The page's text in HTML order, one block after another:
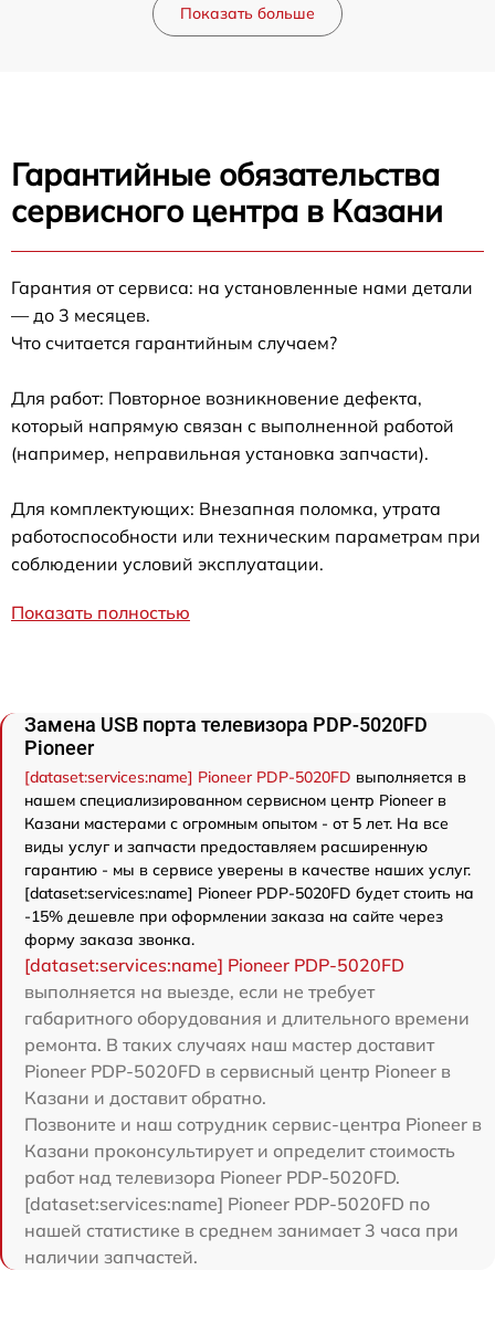
Показать больше
Гарантийные обязательства
сервисного центра в Казани
Гарантия от сервиса: на установленные нами детали
— до 3 месяцев.
Что считается гарантийным случаем?
Для работ: Повторное возникновение дефекта,
который напрямую связан с выполненной работой
(например, неправильная установка запчасти).
Для комплектующих: Внезапная поломка, утрата
работоспособности или техническим параметрам при
соблюдении условий эксплуатации.
Показать полностью
Замена USB порта телевизора PDP-5020FD
Pioneer
[dataset:services:name] Pioneer PDP-5020FD выполняется в
нашем специализированном сервисном центр Pioneer в
Казани мастерами с огромным опытом - от 5 лет. На все
виды услуг и запчасти предоставляем расширенную
гарантию - мы в сервисе уверены в качестве наших услуг.
[dataset:services:name] Pioneer PDP-5020FD будет стоить на
-15% дешевле при оформлении заказа на сайте через
форму заказа звонка.
[dataset:services:name] Pioneer PDP-5020FD
выполняется на выезде, если не требует
габаритного оборудования и длительного времени
ремонта. В таких случаях наш мастер доставит
Pioneer PDP-5020FD в сервисный центр Pioneer в
Казани и доставит обратно.
Позвоните и наш сотрудник сервис-центра Pioneer в
Казани проконсультирует и определит стоимость
работ над телевизора Pioneer PDP-5020FD.
[dataset:services:name] Pioneer PDP-5020FD по
нашей статистике в среднем занимает 3 часа при
наличии запчастей.